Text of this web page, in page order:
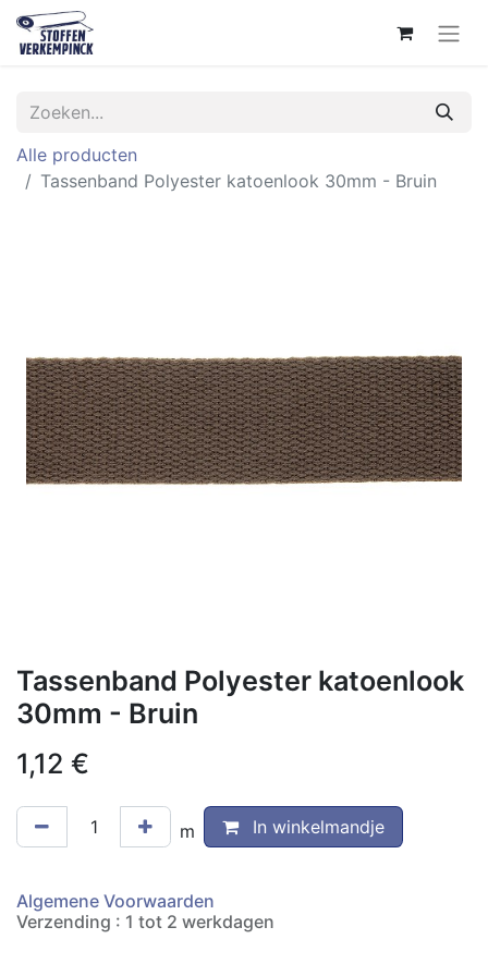
Alle producten
Tassenband Polyester katoenlook 30mm - Bruin
Tassenband Polyester katoenlook
30mm - Bruin
1,12 €
m In winkelmandje
Algemene Voorwaarden
Verzending : 1 tot 2 werkdagen